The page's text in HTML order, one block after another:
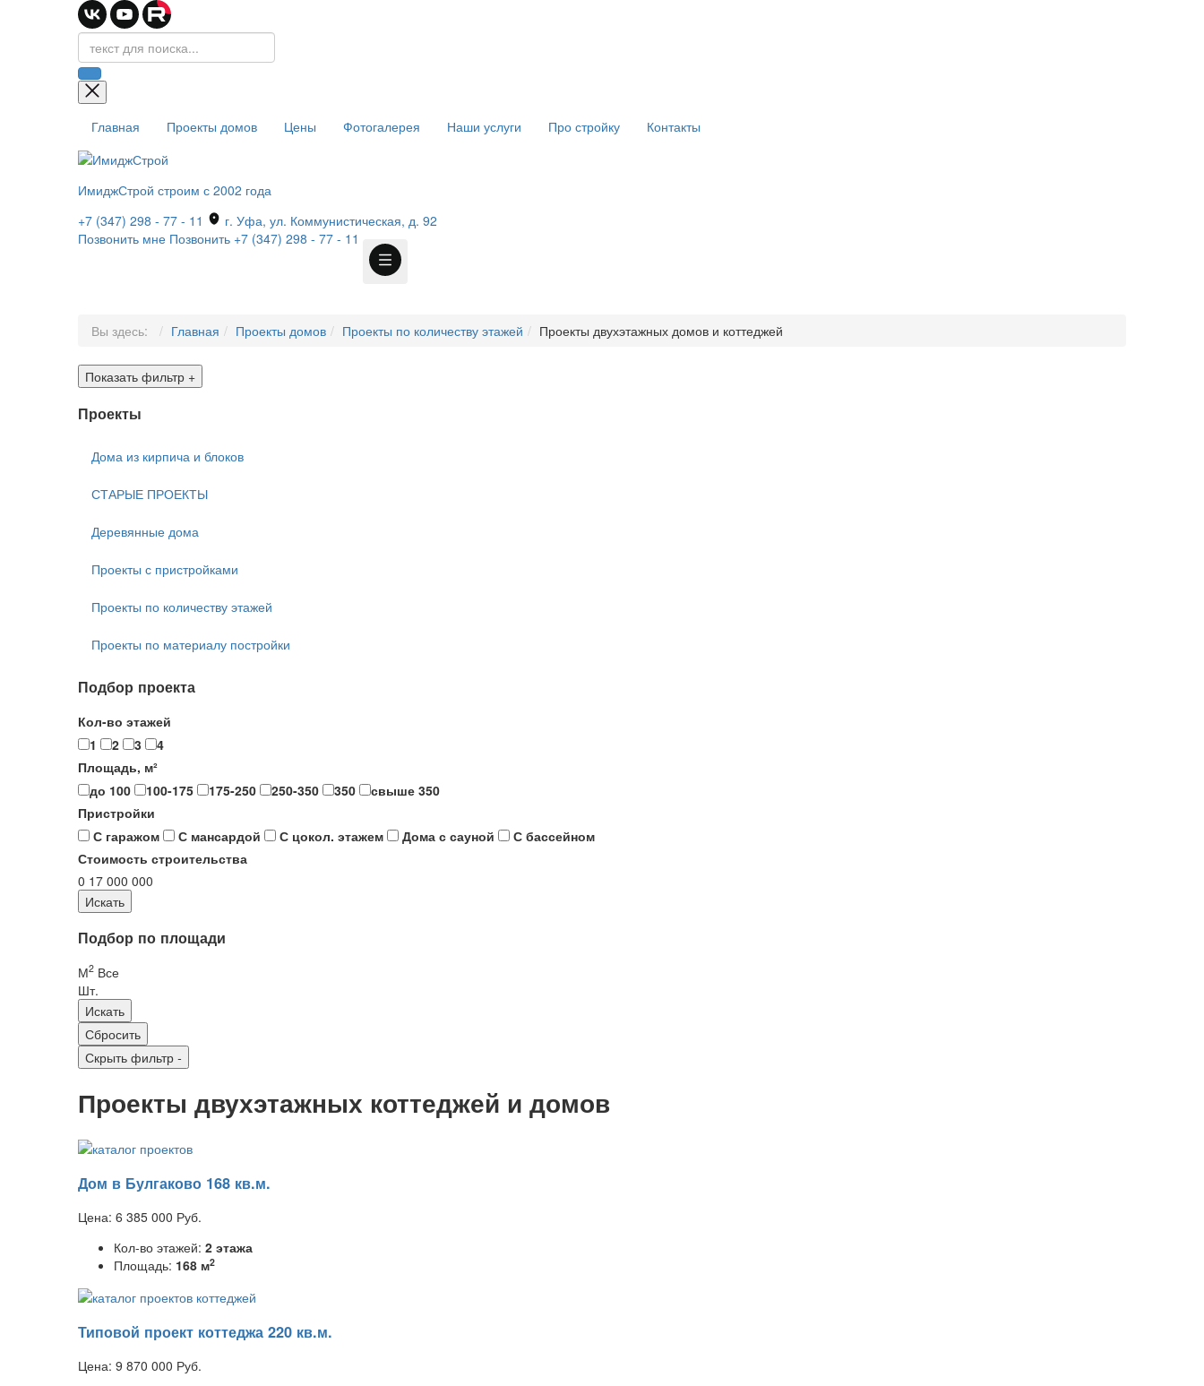
Главная Проекты домов Цены Фотогалерея Наши услуги Про стройку Контакты
ИмиджСтрой строим с 2002 года
+7 (347) 298 - 77 - 11
г. Уфа, ул. Коммунистическая, д. 92
Позвонить мне Позвонить +7 (347) 298 - 77 - 11
Вы здесь: Главная Проекты домов Проекты по количеству этажей Проекты двухэтажных домов и коттеджей
Показать фильтр +
Проекты
Дома из кирпича и блоков
СТАРЫЕ ПРОЕКТЫ
Деревянные дома
Проекты с пристройками
Проекты по количеству этажей
Проекты по материалу постройки
Подбор проекта
Кол-во этажей
1
2 3
4
Площадь, м²
до 100
100-175 175-250 250-350 350
свыше 350
Пристройки
С гаражом
С мансардой С цокол. этажем Дома с сауной
С бассейном
Стоимость строительства
0 17 000 000
Подбор по площади
М2 Все
Шт.
Скрыть фильтр -
Проекты двухэтажных коттеджей и домов
Дом в Булгаково 168 кв.м.
Цена: 6 385 000 Руб.
Кол-во этажей: 2 этажа
Площадь: 168 м2
Типовой проект коттеджа 220 кв.м.
Цена: 9 870 000 Руб.